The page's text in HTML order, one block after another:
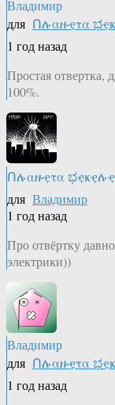
Владимир
для Ոሉαዙҿτα
1 год назад
Простая отвертка,
100%.
Ոሉαዙҿτα
для Владимир
1 год назад
Про отвёртку
электрики))
Владимир
для Ոሉαዙҿτα
1 год назад